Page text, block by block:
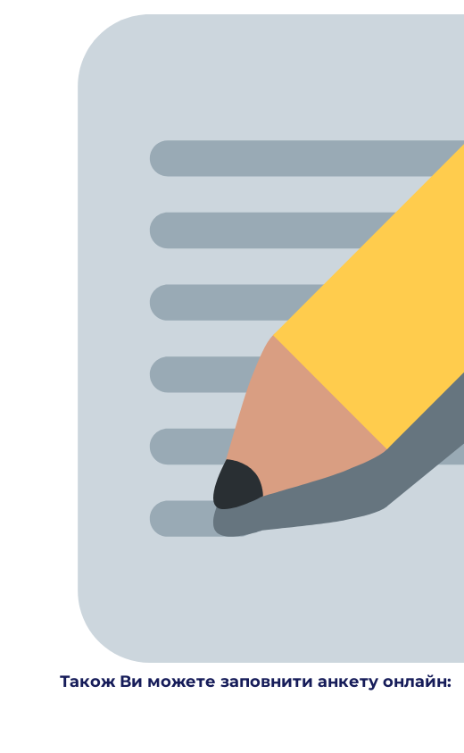
Також Ви можете заповнити анкету онлайн: